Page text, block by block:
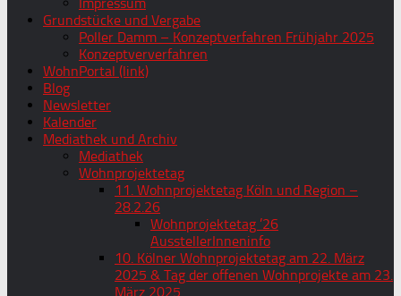
Grundstücke und Vergabe
Poller Damm – Konzeptverfahren Frühjahr 2025
Konzeptververfahren
WohnPortal (link)
Blog
Newsletter
Kalender
Mediathek und Archiv
Mediathek
Wohnprojektetag
11. Wohnprojektetag Köln und Region –
28.2.26
Wohnprojektetag ’26
AusstellerInneninfo
10. Kölner Wohnprojektetag am 22. März
2025 & Tag der offenen Wohnprojekte am 23.
März 2025